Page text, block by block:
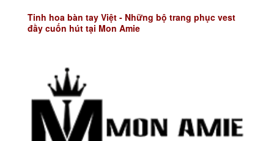
Tinh hoa bàn tay Việt - Những bộ trang phục vest
đầy cuốn hút tại Mon Amie